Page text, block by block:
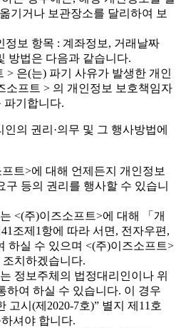
기거나 보관장소를 달리하여 보
정보 항목 : 계좌정보, 거래날짜
방법은 다음과 같습니다.
> 은(는) 파기 사유가 발생한 개인
소프트 > 의 개인정보 보호책임자
파기합니다.
의 권리·의무 및 그 행사방법에
트>에 대해 언제든지 개인정보
구 등의 권리를 행사할 수 있습니
<(주)이즈소프트>에 대해 「개
조제1항에 따라 서면, 전자우편,
하실 수 있으며 <(주)이즈소프트>
치하겠습니다.
정보주체의 법정대리인이나 위
하여 하실 수 있습니다. 이 경우
고시(제2020-7호)” 별지 제11호
셔야 합니다.